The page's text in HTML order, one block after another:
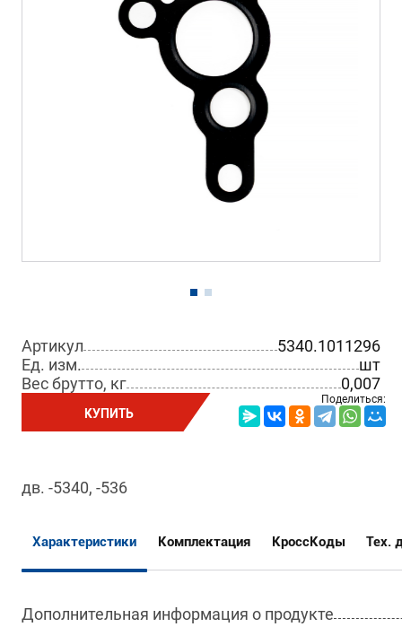
Артикул
5340.1011296
Ед. изм.
шт
Вес брутто, кг
0,007
КУПИТЬ
Поделиться:
дв. -5340, -536
Характеристики Комплектация КроссКоды Тех.
Дополнительная информация о продукте